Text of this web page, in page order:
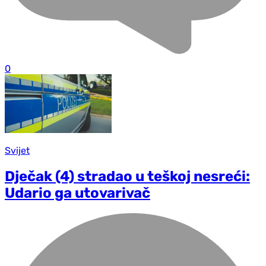
0
Svijet
Dječak (4) stradao u teškoj nesreći:
Udario ga utovarivač